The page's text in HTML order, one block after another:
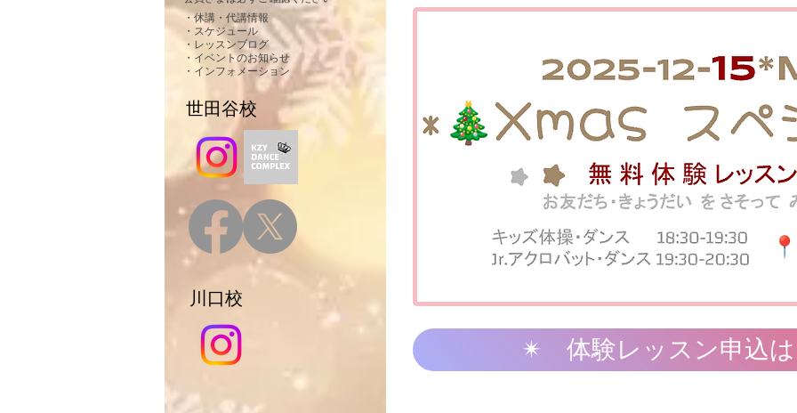
✴︎ 体験レッスン申込
・休講・代講情報
・スケジュール
・レッスンブログ
・イベントのお知らせ
・インフォメーション
​ 世田谷校
​ 川口校